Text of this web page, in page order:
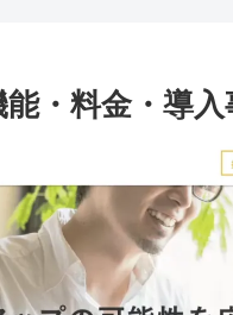
・料金・導